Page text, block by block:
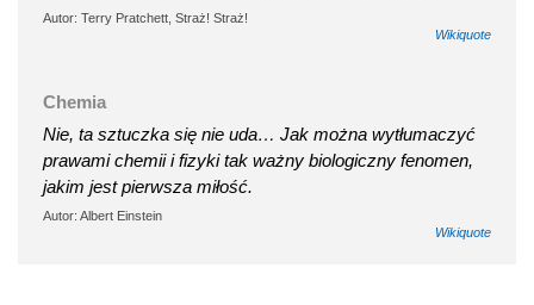
Autor: Terry Pratchett, Straż! Straż!
Wikiquote
Chemia
Nie, ta sztuczka się nie uda… Jak można wytłumaczyć
prawami chemii i fizyki tak ważny biologiczny fenomen,
jakim jest pierwsza miłość.
Autor: Albert Einstein
Wikiquote